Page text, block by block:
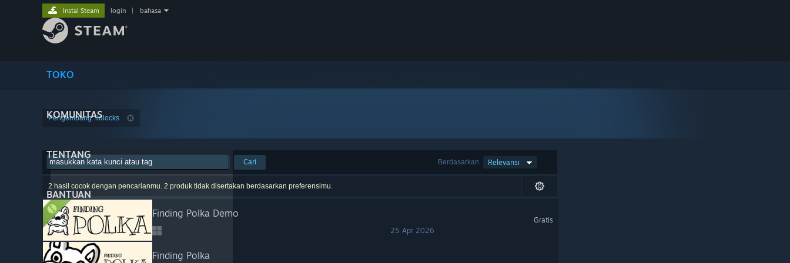
TOKO
KOMUNITAS
TENTANG
BANTUAN
Instal Steam login bahasa
Pengembang: lidlocks
Berdasarkan Relevansi
Cari
2 hasil cocok dengan pencarianmu. 2 produk tidak disertakan berdasarkan preferensimu.
Finding Polka Demo
25 Apr 2026
Gratis
Finding Polka